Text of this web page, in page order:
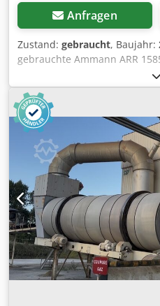
Anfragen
Zustand: gebraucht, Baujahr:
gebrauchte Ammann ARR
2018, an. Dwjdpfx
Seriennummer: 558D063
Maximales Gewicht: 1 405 kg
Baujahr: 2018 Wenn Sie
Informationen benötigen,
Nachricht oder rufen uns an.